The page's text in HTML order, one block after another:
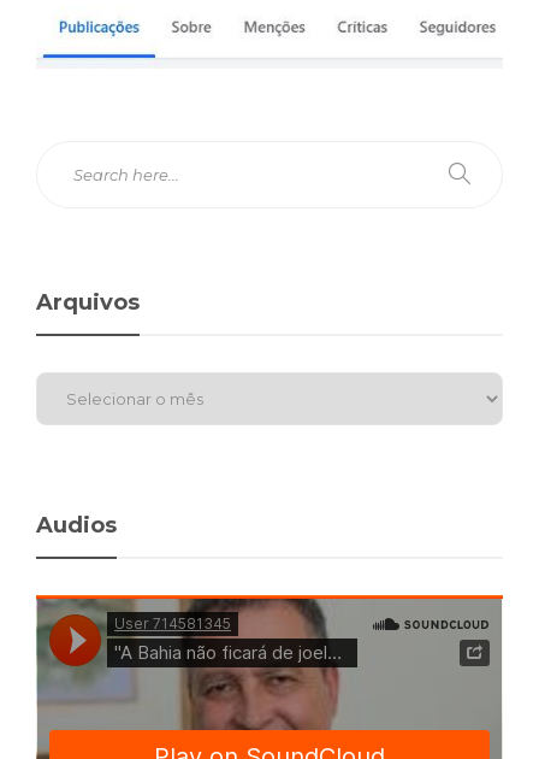
Arquivos
Audios